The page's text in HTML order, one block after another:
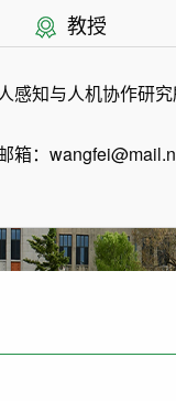
教授
感知与人机协作研
箱：